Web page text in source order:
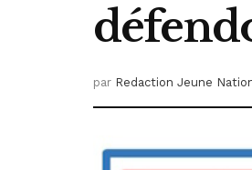
par Redaction Jeune